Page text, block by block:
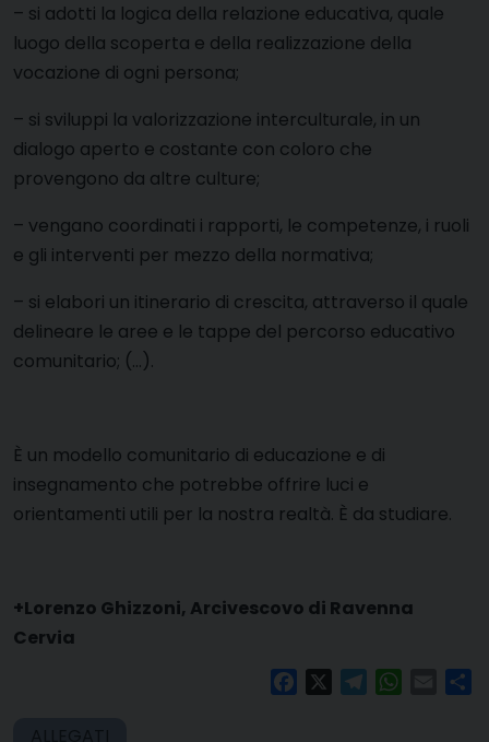
– si adotti la logica della relazione educativa, quale
luogo della scoperta e della realizzazione della
vocazione di ogni persona;
– si sviluppi la valorizzazione interculturale, in un
dialogo aperto e costante con coloro che
provengono da altre culture;
– vengano coordinati i rapporti, le competenze, i ruoli
e gli interventi per mezzo della normativa;
– si elabori un itinerario di crescita, attraverso il quale
delineare le aree e le tappe del percorso educativo
comunitario; (…).
È un modello comunitario di educazione e di
insegnamento che potrebbe offrire luci e
orientamenti utili per la nostra realtà. È da studiare.
+Lorenzo Ghizzoni, Arcivescovo di Ravenna
Cervia
FacebookTelegram Email